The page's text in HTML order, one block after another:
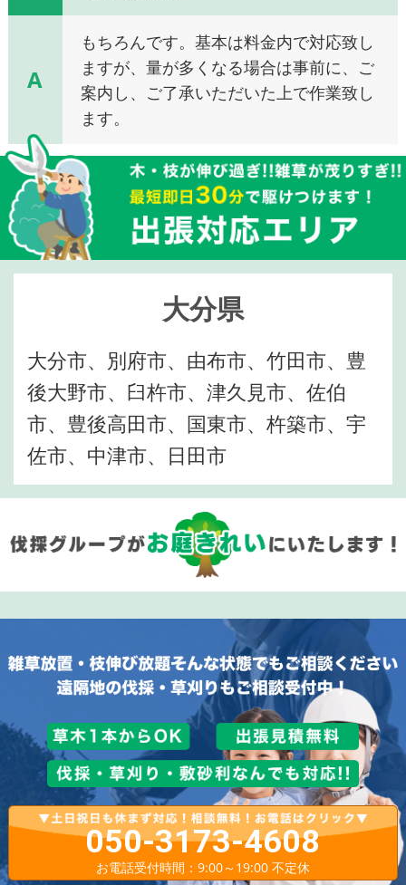
A
もちろんです。基本は料金内で対応致し
ますが、量が多くなる場合は事前に、ご
案内し、ご了承いただいた上で作業致し
ます。
大分県
大分市、別府市、由布市、竹田市、豊
後大野市、臼杵市、津久見市、佐伯
市、豊後高田市、国東市、杵築市、宇
佐市、中津市、日田市
050-3173-4608
お電話受付時間：9:00～19:00 不定休